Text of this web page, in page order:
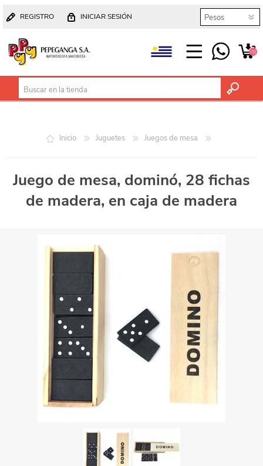
REGISTRO INICIAR SESIÓN
(0)
Inicio Juguetes Juegos de mesa
Juego de mesa, dominó, 28 fichas
de madera, en caja de madera